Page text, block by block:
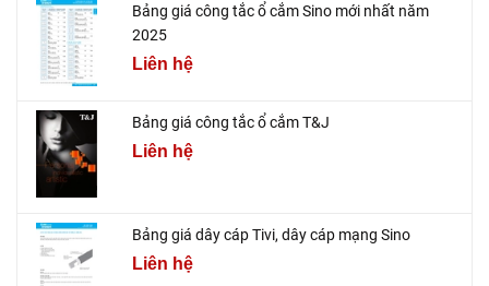
Bảng giá công tắc ổ cắm Sino mới nhất năm
2025
Liên hệ
Bảng giá công tắc ổ cắm T&J
Liên hệ
Bảng giá dây cáp Tivi, dây cáp mạng Sino
Liên hệ